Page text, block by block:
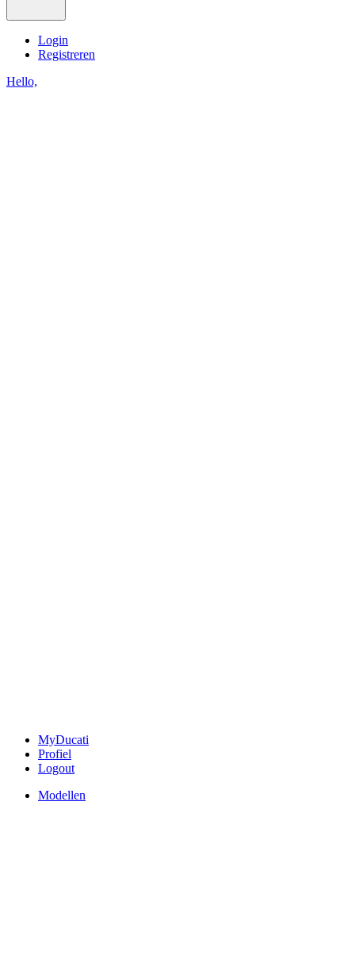
Login
Registreren
Hello,
MyDucati
Profiel
Logout
Modellen